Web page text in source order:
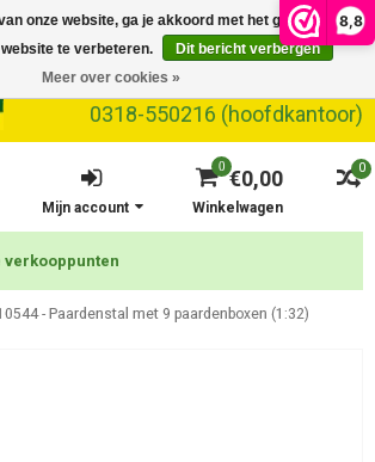
8,8
0318-550216 (hoofdkantoor)
0
0 €0,00
Winkelwagen
Mijn account
verkooppunten
- Paardenstal met 9 paardenboxen (1:32)
onze website, ga je akkoord met het gebruik van
te verbeteren.
Dit bericht verbergen
Meer over cookies »